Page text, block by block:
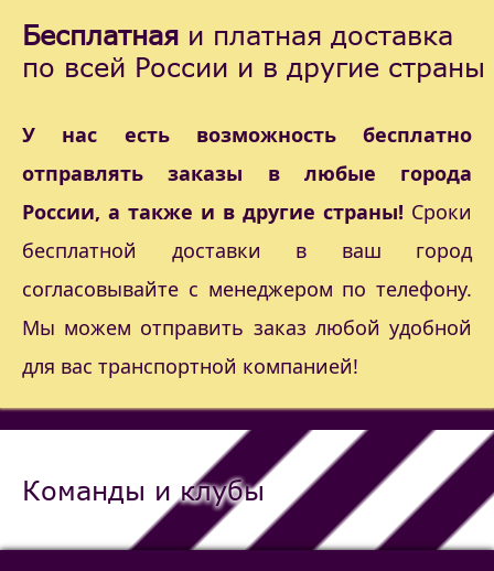
Бесплатная и платная доставка
по всей России и в другие страны
У нас есть возможность бесплатно
отправлять заказы в любые города
России, а также и в другие страны! Сроки
бесплатной доставки в ваш город
согласовывайте с менеджером по телефону.
Мы можем отправить заказ любой удобной
для вас транспортной компанией!
Команды и клубы